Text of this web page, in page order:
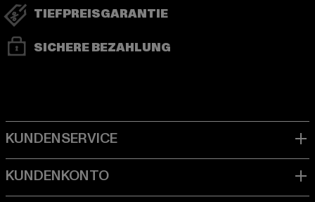
TIEFPREISGARANTIE
SICHERE BEZAHLUNG